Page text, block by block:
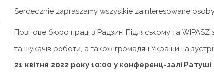
Serdecznie zapraszamy wszystkie zainteresowane
Повітове бюро праці в Радзині Підляському та
та шукачів роботи, а також громадян України на
21 квітня 2022 року 10:00 у конференц-залі